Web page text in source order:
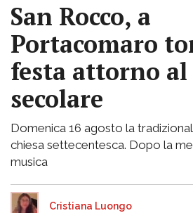
San Rocco, a
Portacomaro
festa attorno
secolare
Domenica 16 agosto la
chiesa settecentesca. Dopo la
musica
Cristiana Luongo